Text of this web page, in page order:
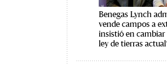
Benegas Lynch
vende campos a
insistió en cambiar
ley de tierras